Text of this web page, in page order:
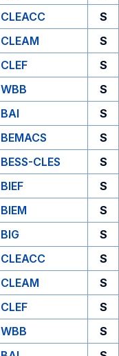
CLEACC
S
CLEAM
S
CLEF
S
WBB
S
BAI
S
BEMACS
S
BESS-CLES
S
BIEF
S
BIEM
S
BIG
S
CLEACC
S
CLEAM
S
CLEF
S
WBB
S